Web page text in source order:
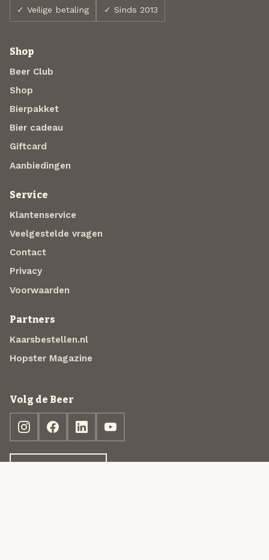
✓ Veilige betaling ✓ Sinds 2013
Shop
Beer Club
Shop
Bierpakket
Bier cadeau
Giftcard
Aanbiedingen
Service
Klantenservice
Veelgestelde vragen
Contact
Privacy
Voorwaarden
Partners
Kaarsbestellen.nl
Hopster Magazine
Volg de Beer